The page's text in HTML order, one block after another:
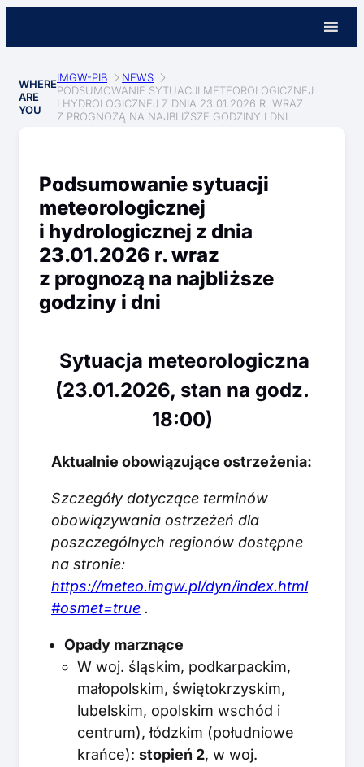
WHERE
ARE
YOU
IMGW-PIB
NEWS
PODSUMOWANIE SYTUACJI METEOROLOGICZNEJ
I HYDROLOGICZNEJ Z DNIA 23.01.2026 R. WRAZ
Z PROGNOZĄ NA NAJBLIŻSZE GODZINY I DNI
Podsumowanie sytuacji
meteorologicznej
i hydrologicznej z dnia
23.01.2026 r. wraz
z prognozą na najbliższe
godziny i dni
Sytuacja meteorologiczna
(23.01.2026, stan na godz.
18:00)
Aktualnie obowiązujące ostrzeżenia:
Szczegóły dotyczące terminów
obowiązywania ostrzeżeń dla
poszczególnych regionów dostępne
na stronie:
https://meteo.imgw.pl/dyn/index.html
#osmet=true .
Opady marznące
W woj. śląskim, podkarpackim,
małopolskim, świętokrzyskim,
lubelskim, opolskim wschód i
centrum), łódzkim (południowe
krańce): stopień 2, w woj.